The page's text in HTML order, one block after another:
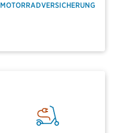
MOTORRAD­VERSICHERUNG